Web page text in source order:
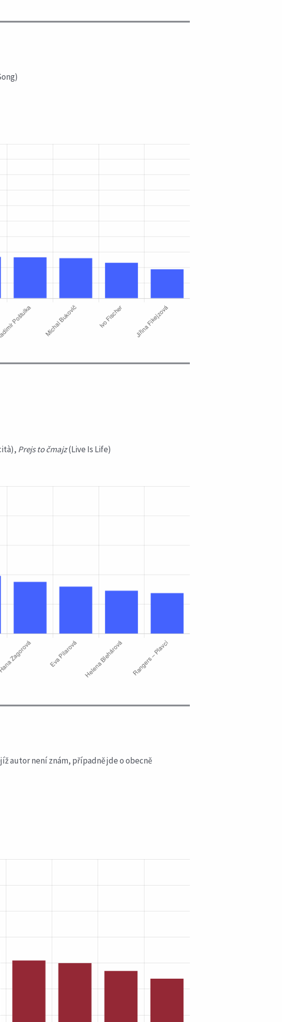
Prejs to čmajz(Live Is Life)
autor není znám, případně jde o obecně